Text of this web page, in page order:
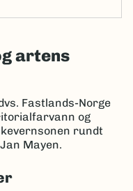
artens
Fastlands-Norge
og
rundt
Mayen.